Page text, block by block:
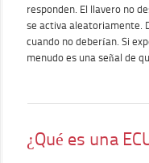
responden. El llavero no
se activa aleatoriamente.
cuando no deberían. Si
menudo es una señal de
¿Qué es una